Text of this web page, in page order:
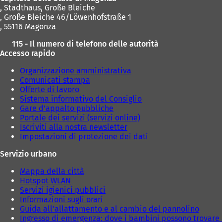
, Stadthaus, Große Bleiche
, Große Bleiche 46/Löwenhofstraße 1
, 55116 Magonza
115 - Il numero di telefono delle autorità
Accesso rapido
Organizzazione amministrativa
Comunicati stampa
Offerte di lavoro
Sistema informativo del Consiglio
Gare d'appalto pubbliche
Portale dei servizi (servizi online)
Iscriviti alla nostra newsletter
Impostazioni di protezione dei dati
Servizio urbano
Mappa della città
Hotspot WLAN
Servizi igienici pubblici
Informazioni sugli orari
Guida all'allattamento e al cambio del pannolino
Ingresso di emergenza: dove i bambini possono